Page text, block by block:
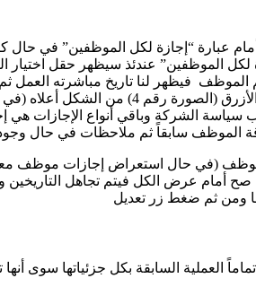
عبارة “إجازة لكل الموظفين” في حال
فيظهر لنا تاريخ مباشرته العمل ثم
نختار نوع الإجازة من الأنواع
الشركة وباقي أنواع الإجازات هي
الموظف سابقاً ثم ملاحظات في حال
(في حال استعراض إجازات موظف
صح أمام عرض الكل فيتم تجاهل
ومن ثم ضغط زر تعديل
العملية السابقة بكل جزئياتها سوى